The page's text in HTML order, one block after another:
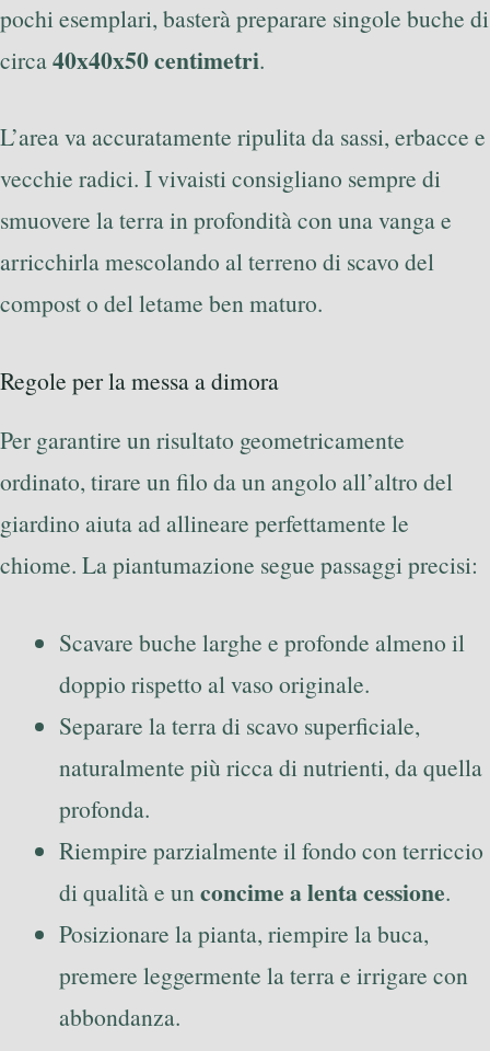
pochi esemplari, basterà preparare singole buche di
circa40x40x50 centimetri.
L’area va accuratamente ripulita da sassi, erbacce e
vecchie radici. I vivaisti consigliano sempre di
smuovere la terra in profondità con una vanga e
arricchirla mescolando al terreno di scavo del
compost o del letame ben maturo.
Regole per la messa a dimora
Per garantire un risultato geometricamente
ordinato, tirare un filo da un angolo all’altro del
giardino aiuta ad allineare perfettamente le
chiome. La piantumazione segue passaggi precisi:
Scavare buche larghe e profonde almeno il
doppio rispetto al vaso originale.
Separare la terra di scavo superficiale,
naturalmente più ricca di nutrienti, da quella
profonda.
Riempire parzialmente il fondo con terriccio
di qualità e un concime a lenta cessione.
Posizionare la pianta, riempire la buca,
premere leggermente la terra e irrigare con
abbondanza.